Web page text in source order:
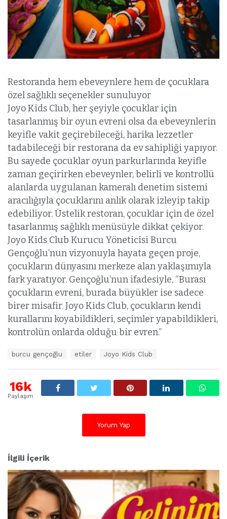
Restoranda hem ebeveynlere hem de çocuklara
özel sağlıklı seçenekler sunuluyor
Joyo Kids Club, her şeyiyle çocuklar için
tasarlanmış bir oyun evreni olsa da ebeveynlerin
keyifle vakit geçirebileceği, harika lezzetler
tadabileceği bir restorana da ev sahipliği yapıyor.
Bu sayede çocuklar oyun parkurlarında keyifle
zaman geçirirken ebeveynler, belirli ve kontrollü
alanlarda uygulanan kameralı denetim sistemi
aracılığıyla çocuklarını anlık olarak izleyip takip
edebiliyor. Üstelik restoran, çocuklar için de özel
tasarlanmış sağlıklı menüsüyle dikkat çekiyor.
Joyo Kids Club Kurucu Yöneticisi Burcu
Gençoğlu’nun vizyonuyla hayata geçen proje,
çocukların dünyasını merkeze alan yaklaşımıyla
fark yaratıyor. Gençoğlu’nun ifadesiyle, “Burası
çocukların evreni, burada büyükler ise sadece
birer misafir. Joyo Kids Club, çocukların kendi
kurallarını koyabildikleri, seçimler yapabildikleri,
kontrolün onlarda olduğu bir evren.”
t
burcu gençoğlu etiler Joyo Kids Club
16k
Paylaşım
Yorum Yap
İlgili İçerik